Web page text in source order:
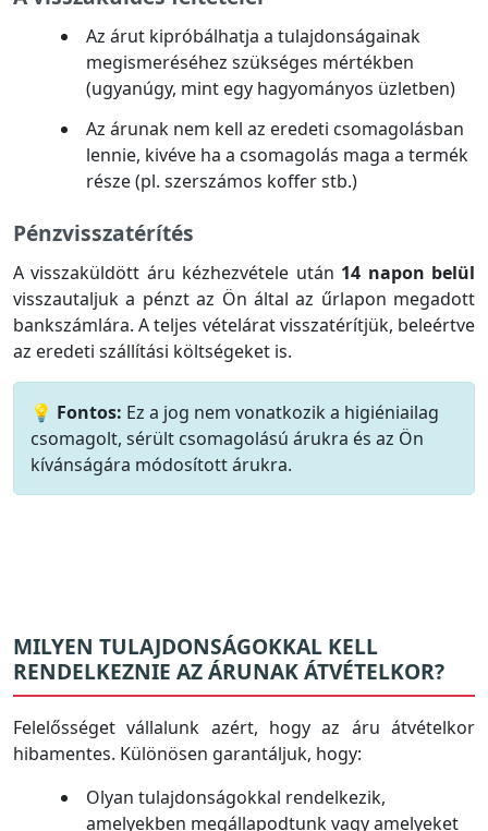
Az árut kipróbálhatja a tulajdonságainak
megismeréséhez szükséges mértékben
(ugyanúgy, mint egy hagyományos üzletben)
Az árunak nem kell az eredeti csomagolásban
lennie, kivéve ha a csomagolás maga a termék
része (pl. szerszámos koffer stb.)
Pénzvisszatérítés
A visszaküldött áru kézhezvétele után 14 napon belül
visszautaljuk a pénzt az Ön által az űrlapon megadott
bankszámlára. A teljes vételárat visszatérítjük, beleértve
az eredeti szállítási költségeket is.
💡 Fontos: Ez a jog nem vonatkozik a higiéniailag
csomagolt, sérült csomagolású árukra és az Ön
kívánságára módosított árukra.
MILYEN TULAJDONSÁGOKKAL KELL
RENDELKEZNIE AZ ÁRUNAK ÁTVÉTELKOR?
Felelősséget vállalunk azért, hogy az áru átvételkor
hibamentes. Különösen garantáljuk, hogy:
Olyan tulajdonságokkal rendelkezik,
amelyekben megállapodtunk vagy amelyeket